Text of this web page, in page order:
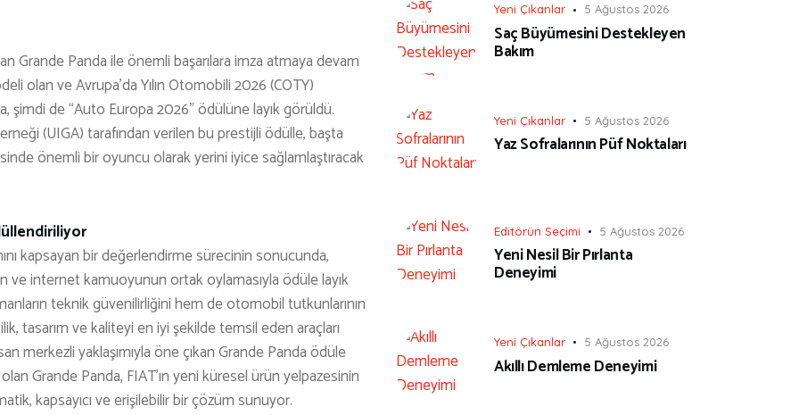
Grande Panda ile önemli başarılara imza atmaya devam
olan ve Avrupa’da Yılın Otomobili 2026 (COTY)
de “Auto Europa 2026” ödülüne layık görüldü.
(UIGA) tarafından verilen bu prestijli ödülle, başta
önemli bir oyuncu olarak yerini iyice sağlamlaştıracak
kapsayan bir değerlendirme sürecinin sonucunda,
internet kamuoyunun ortak oylamasıyla ödüle layık
teknik güvenilirliğini hem de otomobil tutkunlarının
tasarım ve kaliteyi en iyi şekilde temsil eden araçları
merkezli yaklaşımıyla öne çıkan Grande Panda ödüle
Grande Panda, FIAT’ın yeni küresel ürün yelpazesinin
kapsayıcı ve erişilebilir bir çözüm sunuyor.
Yeni Çıkanlar 5 Ağustos 2026
Saç Büyümesini Destekleyen
Bakım
Yeni Çıkanlar 5 Ağustos 2026
Yaz Sofralarının Püf Noktaları
Editörün Seçimi 5 Ağustos 2026
Yeni Nesil Bir Pırlanta
Deneyimi
Yeni Çıkanlar 5 Ağustos 2026
Akıllı Demleme Deneyimi